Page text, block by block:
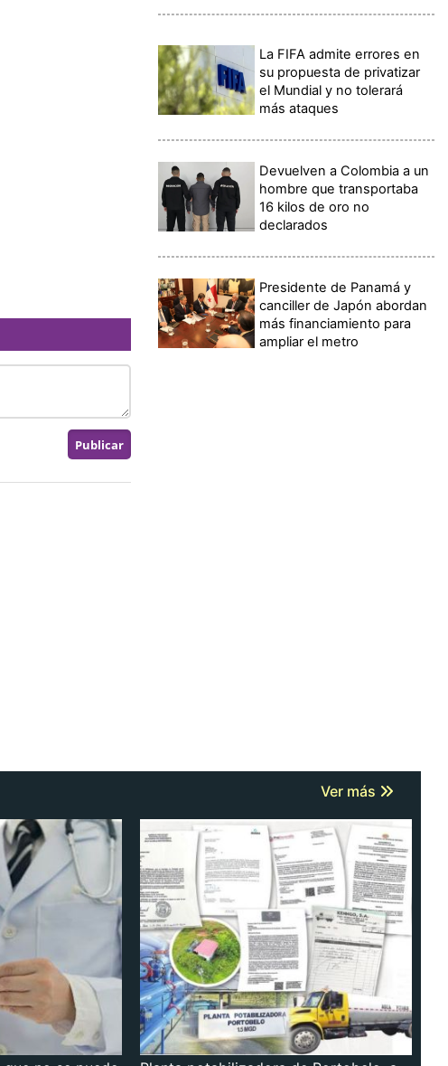
La FIFA admite errores en
su propuesta de privatizar
el Mundial y no tolerará
más ataques
Devuelven a Colombia a un
hombre que transportaba
16 kilos de oro no
declarados
Presidente de Panamá y
canciller de Japón abordan
más financiamiento para
ampliar el metro
Ver más